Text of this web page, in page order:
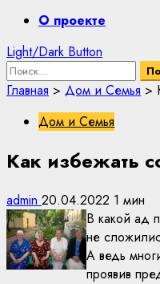
PrimaryО проекте
Light/Dark Button
Найти:
Главная > Дом и Семья >
Дом и Семья
Как избежать
admin 20.04.2022 1 мин
В какой ад
не
А ведь
проявив